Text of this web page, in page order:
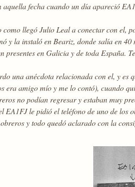
aquella fecha cuando un día apareció
como llegó Julio Leal a conectar con el,
y la instaló en Beariz, donde salía en
presentes en Galicia y de toda España.
una anécdota relacionada con el, y es
era amigo mío y me lo contó), cuando
no podían regresar y estaban muy
EA1FJ le pidió el teléfono de uno de los
y todo quedó aclarado con la